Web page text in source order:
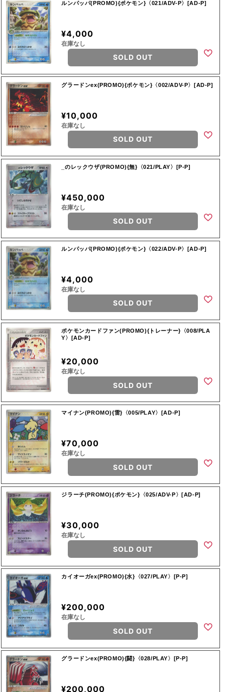
ルンパッパ(PROMO){ポケモン}〈021/ADV-P〉[AD-P]
¥4,000
在庫なし
SOLD OUT
グラードンex(PROMO){ポケモン}〈002/ADV-P〉[AD-P]
¥10,000
在庫なし
SOLD OUT
_のレックウザ(PROMO){無}〈021/PLAY〉[P-P]
¥450,000
在庫なし
SOLD OUT
ルンパッパ(PROMO){ポケモン}〈022/ADV-P〉[AD-P]
¥4,000
在庫なし
SOLD OUT
ポケモンカードファン(PROMO){トレーナー}〈008/PLA
Y〉[AD-P]
¥20,000
在庫なし
SOLD OUT
マイナン(PROMO){雷}〈005/PLAY〉[AD-P]
¥70,000
在庫なし
SOLD OUT
ジラーチ(PROMO){ポケモン}〈025/ADV-P〉[AD-P]
¥30,000
在庫なし
SOLD OUT
カイオーガex(PROMO){水}〈027/PLAY〉[P-P]
¥200,000
在庫なし
SOLD OUT
グラードンex(PROMO){闘}〈028/PLAY〉[P-P]
¥200,000